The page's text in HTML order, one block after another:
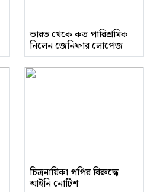
ভারত থেকে কত পারিশ্রমিক
নিলেন জেনিফার লোপেজ
চিত্রনায়িকা পপির বিরুদ্ধে
আইনি নোটিশ